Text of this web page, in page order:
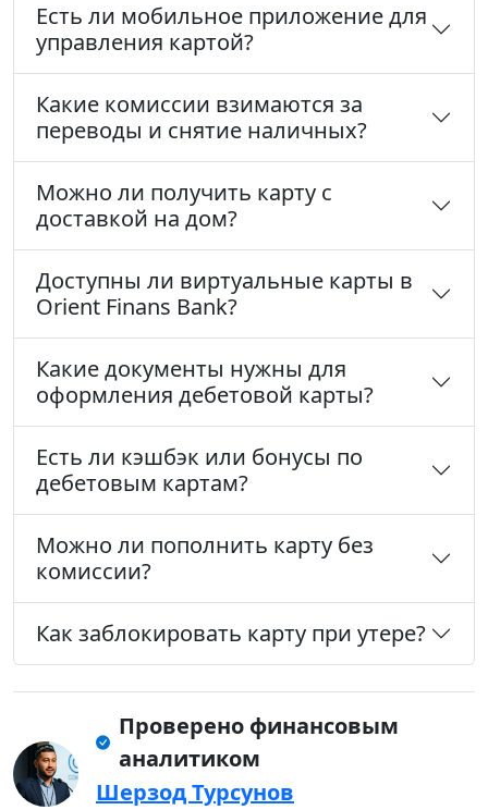
Есть ли мобильное приложение для
управления картой?
Какие комиссии взимаются за
переводы и снятие наличных?
Можно ли получить карту с
доставкой на дом?
Доступны ли виртуальные карты в
Orient Finans Bank?
Какие документы нужны для
оформления дебетовой карты?
Есть ли кэшбэк или бонусы по
дебетовым картам?
Можно ли пополнить карту без
комиссии?
Как заблокировать карту при утере?
Проверено финансовым
аналитиком
Шерзод Турсунов